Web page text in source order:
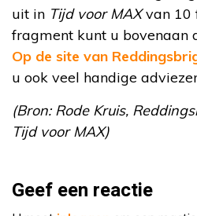
uit in Tijd voor MAXvan 10
fragment kunt u bovenaan
Op de site van
u ook veel handige
(Bron: Rode Kruis,
Tijd voor MAX)
Geef een reactie